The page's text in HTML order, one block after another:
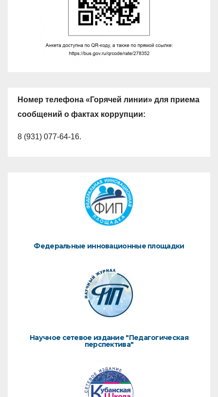
Номер телефона «Горячей линии» для приема
сообщений о фактах коррупции:
8 (931) 077-64-16.
Федеральные инновационные площадки
Научное сетевое издание "Педагогическая
перспектива"